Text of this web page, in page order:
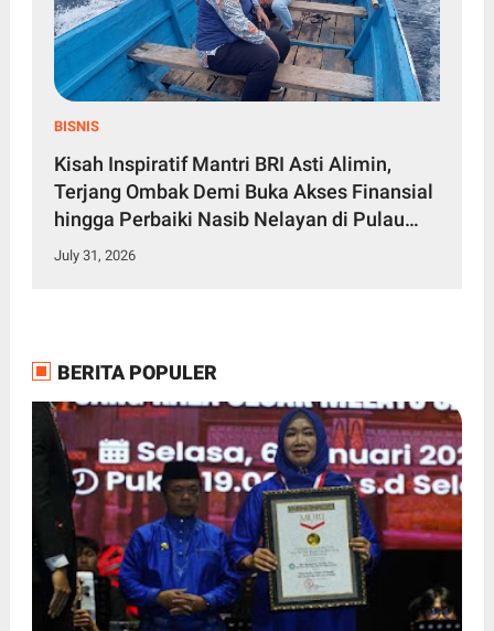
BISNIS
Kisah Inspiratif Mantri BRI Asti Alimin,
Terjang Ombak Demi Buka Akses Finansial
hingga Perbaiki Nasib Nelayan di Pulau
Seram
July 31, 2026
BERITA POPULER